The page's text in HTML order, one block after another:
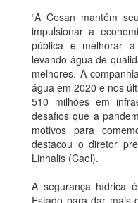
“A Cesan mantém
impulsionar a
pública e melhorar
levando água de
melhores. A
água em 2020 e nos
510 milhões em
desafios que a
motivos para
destacou o diretor
Linhalis (Cael).
A segurança hídrica
Estado para dar mais